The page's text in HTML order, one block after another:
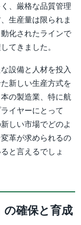
、厳格な品質管理
生産量は限られま
化されたラインで
てきました。
設備と人材を投入
新しい生産方式を
の製造業、特に航
イヤーにとって
しい市場でどのよ
革が求められるの
と言えるでしょ
の確保と育成